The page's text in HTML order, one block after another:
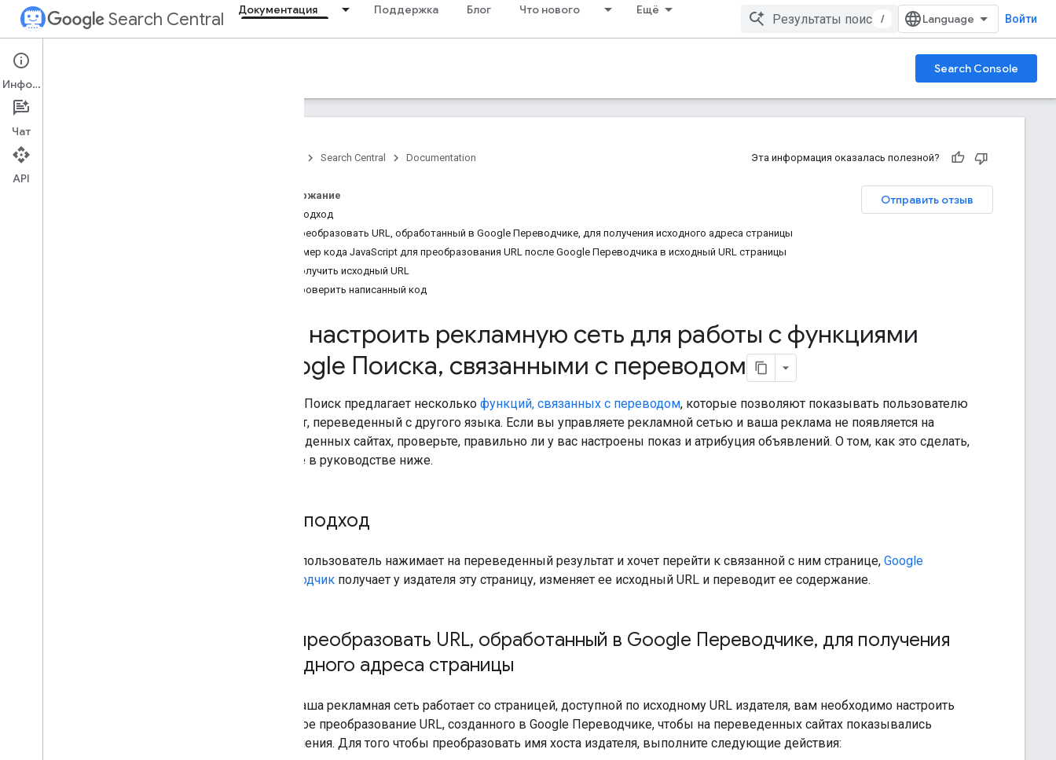
Search Central Документация Поддержка Блог Что нового Ещё
/ Войти
Documentation Search Console
Основы поисковой
Search Central Documentation Эта информация оказалась полезной?
Отправить отзыв
Содержание
Наш подход
Как преобразовать URL, обработанный в Google Переводчике, для получения исходного адреса страницы
Пример кода JavaScript для преобразования URL после Google Переводчика в исходный URL страницы
Как получить исходный URL
Как проверить написанный код
Как настроить рекламную сеть для работы с функциями
Google Поиска, связанными с переводом
Google Поиск предлагает несколько функций, связанных с переводом, которые позволяют показывать пользователю
контент, переведенный с другого языка. Если вы управляете рекламной сетью и ваша реклама не появляется на
переведенных сайтах, проверьте, правильно ли у вас настроены показ и атрибуция объявлений. О том, как это сделать,
читайте в руководстве ниже.
Наш подход
Когда пользователь нажимает на переведенный результат и хочет перейти к связанной с ним странице, Google
Переводчик получает у издателя эту страницу, изменяет ее исходный URL и переводит ее содержание.
Как преобразовать URL, обработанный в Google Переводчике, для получения
исходного адреса страницы
Если ваша рекламная сеть работает со страницей, доступной по исходному URL издателя, вам необходимо настроить
обратное преобразование URL, созданного в Google Переводчике, чтобы на переведенных сайтах показывались
объявления. Для того чтобы преобразовать имя хоста издателя, выполните следующие действия:
Информация
Чат
API